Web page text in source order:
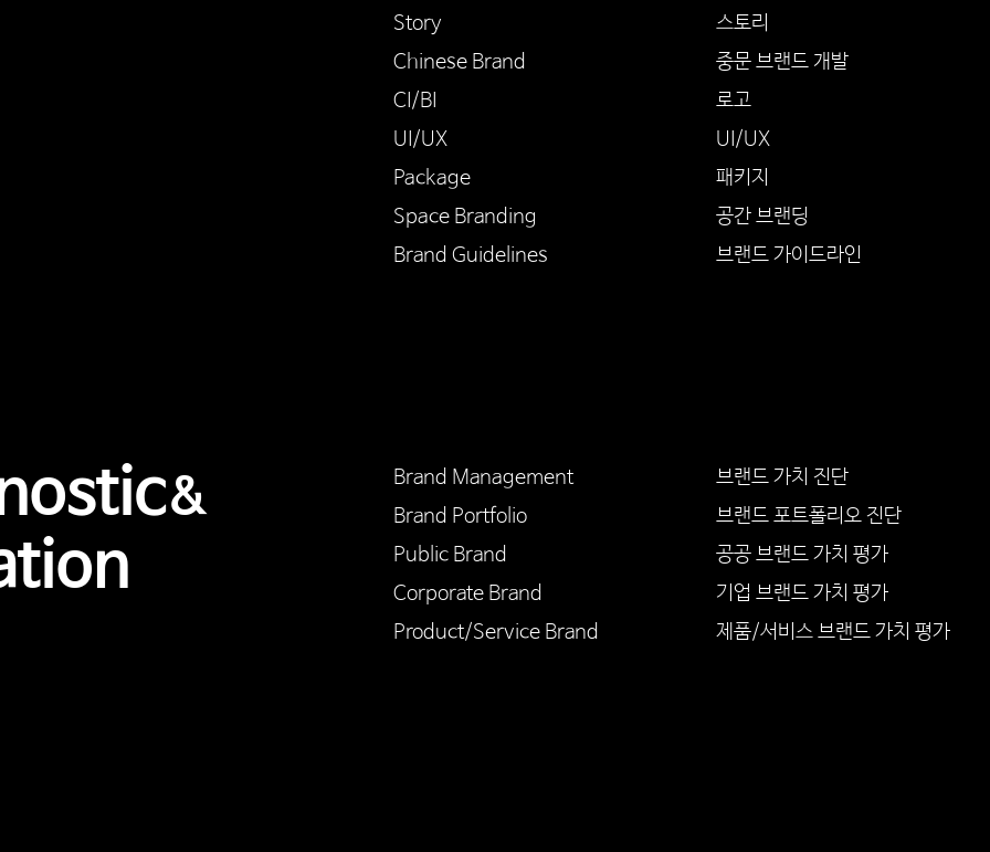
Story
Chinese Brand
CI/BI
UI/UX
Package
Space Branding
Brand Guidelines
스토리
중문 브랜드 개발
로고
UI/UX
패키지
공간 브랜딩
​브랜드 가이드라인
&
Brand Management
Brand Portfolio
Public Brand
Corporate Brand
Product/Service Brand
브랜드 가치 진단
브랜드 포트폴리오 진단
공공 브랜드 가치 평가
기업 브랜드 가치 평가
​제품/서비스 브랜드 가치 평가